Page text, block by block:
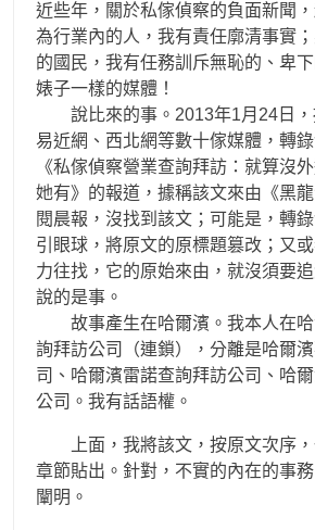
近些年，關於私傢偵察的負面新聞
為行業內的人，我有責任廓清事實
的國民，我有任務訓斥無恥的、卑
婊子一樣的媒體！
說比來的事。2013年1月24日，
易近網、西北網等數十傢媒體，轉
《私傢偵察營業查詢拜訪：就算沒
她有》的報道，據稱該文來由《黑
閱晨報，沒找到該文；可能是，轉
引眼球，將原文的原標題篡改；又
力往找，它的原始來由，就沒須要
說的是事。
故事產生在哈爾濱。我本人在哈
詢拜訪公司（連鎖），分離是哈爾
司、哈爾濱雷諾查詢拜訪公司、哈
公司。我有話語權。
上面，我將該文，按原文次序，
章節貼出。針對，不實的內在的事
闡明。